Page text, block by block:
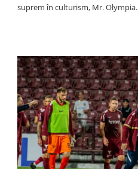
suprem în culturism, Mr. Olympia.